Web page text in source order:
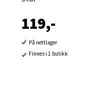
119,-
På nettlager
Finnes i 1 butikk
Bergen -